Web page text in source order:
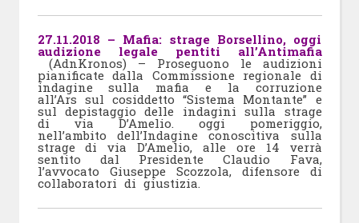
27.11.2018 – Mafia: strage Borsellino, oggi
audizione legale pentiti all’Antimafia
(AdnKronos) – Proseguono le audizioni
pianificate dalla Commissione regionale di
indagine sulla mafia e la corruzione
all’Ars sul cosiddetto “Sistema Montante” e
sul depistaggio delle indagini sulla strage
di via D’Amelio. oggi pomeriggio,
nell’ambito dell’Indagine conoscitiva sulla
strage di via D’Amelio, alle ore 14 verrà
sentito dal Presidente Claudio Fava,
l’avvocato Giuseppe Scozzola, difensore di
collaboratori di giustizia.